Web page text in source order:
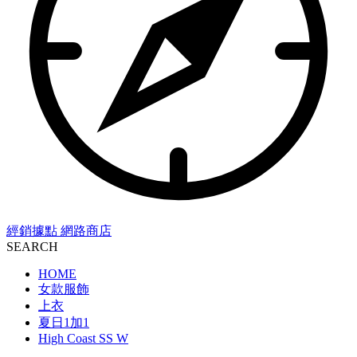
經銷據點 網路商店
SEARCH
HOME
女款服飾
上衣
夏日1加1
High Coast SS W